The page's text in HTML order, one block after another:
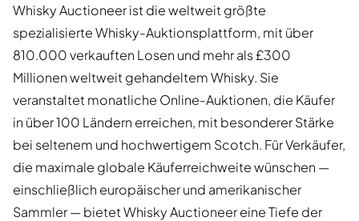
Whisky Auctioneer ist die weltweit größte
spezialisierte Whisky-Auktionsplattform, mit über
810.000 verkauften Losen und mehr als £300
Millionen weltweit gehandeltem Whisky. Sie
veranstaltet monatliche Online-Auktionen, die Käufer
in über 100 Ländern erreichen, mit besonderer Stärke
bei seltenem und hochwertigem Scotch. Für Verkäufer,
die maximale globale Käuferreichweite wünschen —
einschließlich europäischer und amerikanischer
Sammler — bietet Whisky Auctioneer eine Tiefe der